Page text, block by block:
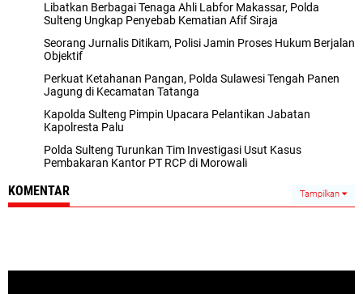
Libatkan Berbagai Tenaga Ahli Labfor Makassar, Polda
Sulteng Ungkap Penyebab Kematian Afif Siraja
Seorang Jurnalis Ditikam, Polisi Jamin Proses Hukum Berjalan
Objektif
Perkuat Ketahanan Pangan, Polda Sulawesi Tengah Panen
Jagung di Kecamatan Tatanga
Kapolda Sulteng Pimpin Upacara Pelantikan Jabatan
Kapolresta Palu
Polda Sulteng Turunkan Tim Investigasi Usut Kasus
Pembakaran Kantor PT RCP di Morowali
KOMENTAR Tampilkan